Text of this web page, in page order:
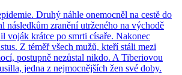
Druhý náhle onemocněl na cestě do
následkům zranění utrženého na východě
voják krátce po smrti císaře. Nakonec
Z téměř všech mužů, kteří stáli mezi
postupně nezůstal nikdo. A Tiberiovou
jedna z nejmocnějších žen své doby.